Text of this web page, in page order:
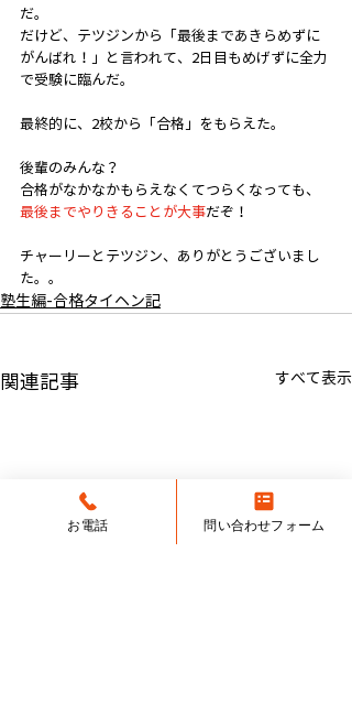
だ。
だけど、テツジンから「最後まであきらめずに
がんばれ！」と言われて、2日目もめげずに全力
で受験に臨んだ。
最終的に、2校から「合格」をもらえた。
後輩のみんな？
合格がなかなかもらえなくてつらくなっても、
最後までやりきることが大事だぞ！
チャーリーとテツジン、ありがとうございまし
た。。
塾生編-合格タイヘン記
関連記事 すべて表示
お電話 問い合わせフォーム